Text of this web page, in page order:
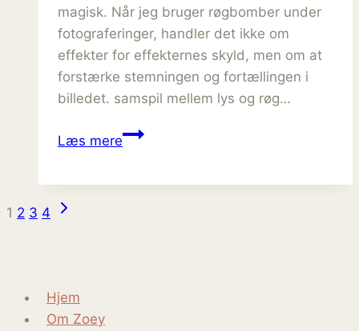
magisk. Når jeg bruger røgbomber under
fotograferinger, handler det ikke om
effekter for effekternes skyld, men om at
forstærke stemningen og fortællingen i
billedet. samspil mellem lys og røg…
Læs mereSådan
Side
1 2 3 4
Næste
Hjem
Om Zoey